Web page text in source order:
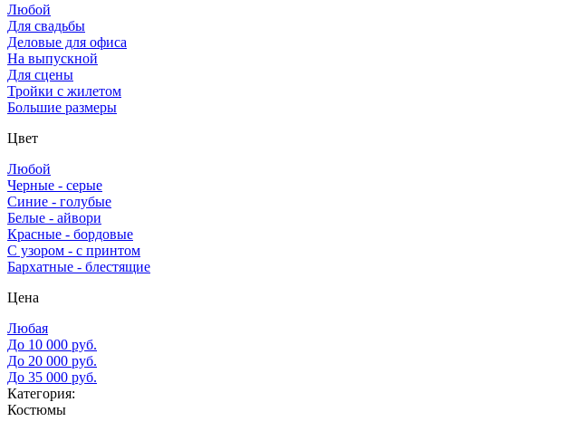
Любой
Для свадьбы
Деловые для офиса
На выпускной
Для сцены
Тройки с жилетом
Большие размеры
Цвет
Любой
Черные - серые
Синие - голубые
Белые - айвори
Красные - бордовые
С узором - с принтом
Бархатные - блестящие
Цена
Любая
До 10 000 руб.
До 20 000 руб.
До 35 000 руб.
Категория:
Костюмы